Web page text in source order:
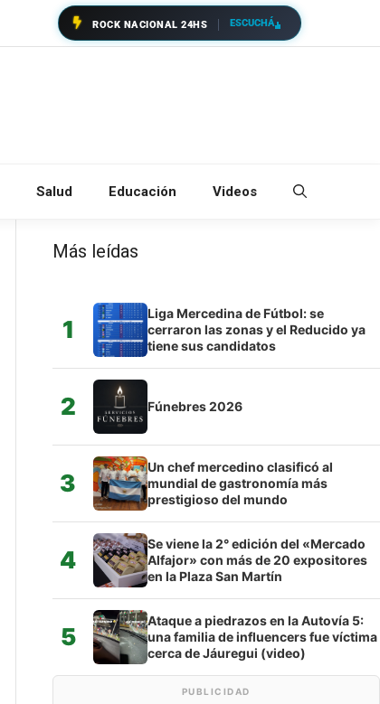
ROCK NACIONAL 24HS ESCUCHÁ
Salud Educación Videos
Más leídas
1
Liga Mercedina de Fútbol: se
cerraron las zonas y el Reducido ya
tiene sus candidatos
2 Fúnebres 2026
3
Un chef mercedino clasificó al
mundial de gastronomía más
prestigioso del mundo
4
Se viene la 2° edición del «Mercado
Alfajor» con más de 20 expositores
en la Plaza San Martín
5
Ataque a piedrazos en la Autovía 5:
una familia de influencers fue víctima
cerca de Jáuregui (video)
PUBLICIDAD